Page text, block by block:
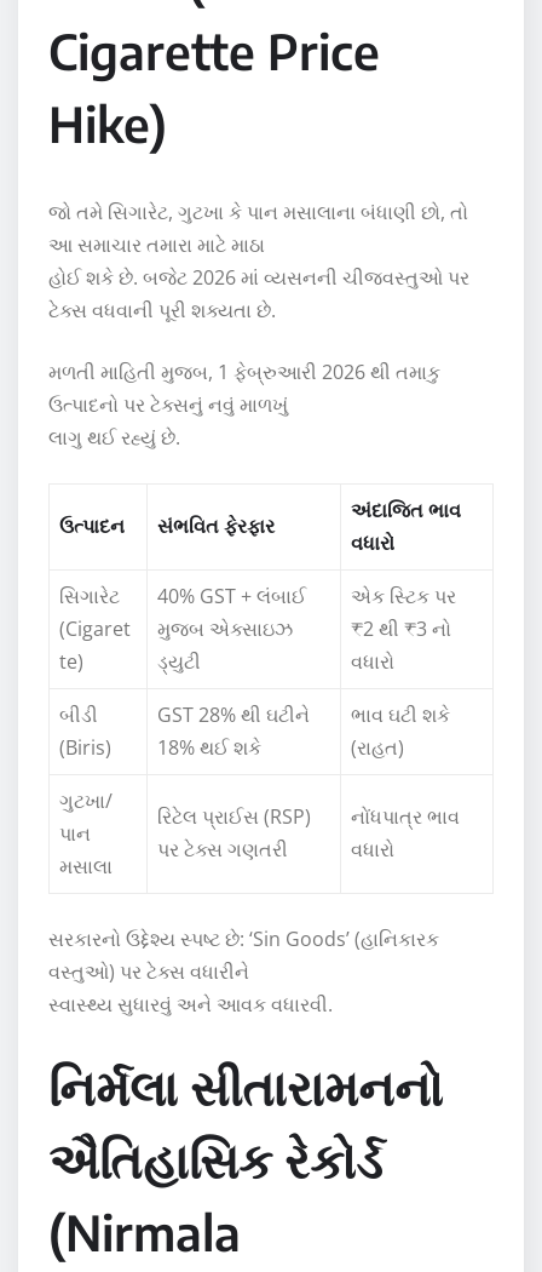
Cigarette Price
Hike)
જો તમે સિગારેટ, ગુટખા કે પાન મસાલાના બંધાણી છો, તો
આ સમાચાર તમારા માટે માઠા
હોઈ શકે છે. બજેટ 2026 માં વ્યસનની ચીજવસ્તુઓ પર
ટેક્સ વધવાની પૂરી શક્યતા છે.
મળતી માહિતી મુજબ, 1 ફેબ્રુઆરી 2026 થી તમાકુ
ઉત્પાદનો પર ટેક્સનું નવું માળખું
લાગુ થઈ રહ્યું છે.
ઉત્પાદન સંભવિત ફેરફાર
અંદાજિત ભાવ
વધારો
સિગારેટ
(Cigaret
te)
40% GST + લંબાઈ
મુજબ એક્સાઇઝ
ડ્યુટી
એક સ્ટિક પર
₹2 થી ₹3 નો
વધારો
બીડી
(Biris)
GST 28% થી ઘટીને
18% થઈ શકે
ભાવ ઘટી શકે
(રાહત)
ગુટખા/
પાન
મસાલા
રિટેલ પ્રાઈસ (RSP)
પર ટેક્સ ગણતરી
નોંધપાત્ર ભાવ
વધારો
સરકારનો ઉદ્દેશ્ય સ્પષ્ટ છે: ‘Sin Goods’ (હાનિકારક
વસ્તુઓ) પર ટેક્સ વધારીને
સ્વાસ્થ્ય સુધારવું અને આવક વધારવી.
નિર્મલા સીતારામનનો
ઐતિહાસિક રેકોર્ડ
(Nirmala